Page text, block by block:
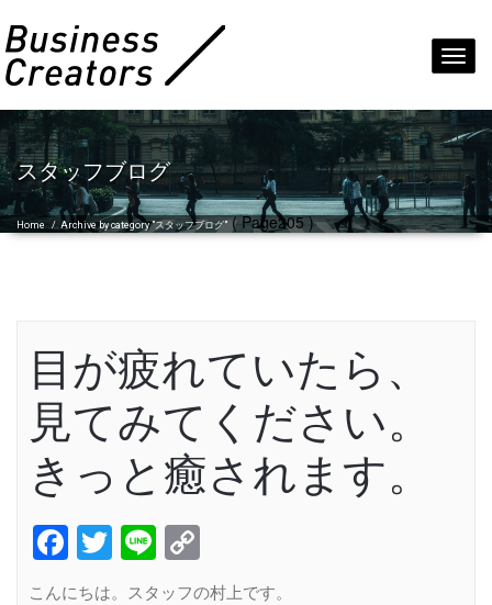
スタッフブログ
Home /Archive by category "スタッフブログ"( Page205 )
目が疲れていたら、
見てみてください。
きっと癒されます。
Facebook
Twitter
Line
Link
こんにちは。スタッフの村上です。